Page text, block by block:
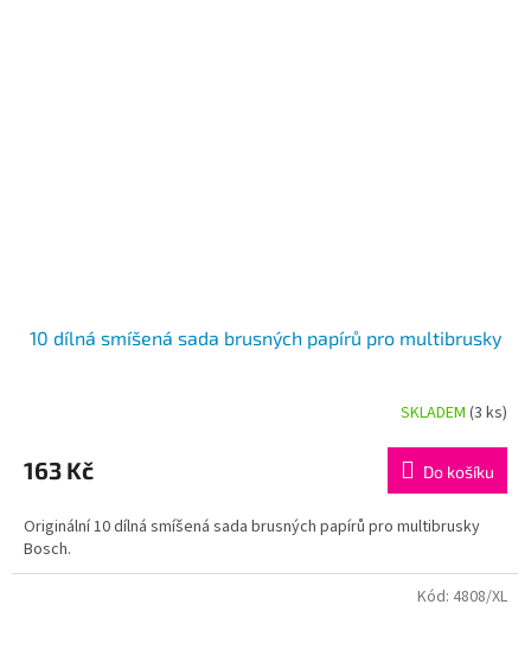
10 dílná smíšená sada brusných papírů pro multibrusky
produktu
je
z
5
hvězdiček.
SKLADEM(3 ks)
163 Kč Do košíku
Originální 10 dílná smíšená sada brusných papírů pro multibrusky
Bosch.
Kód: 4808/XL